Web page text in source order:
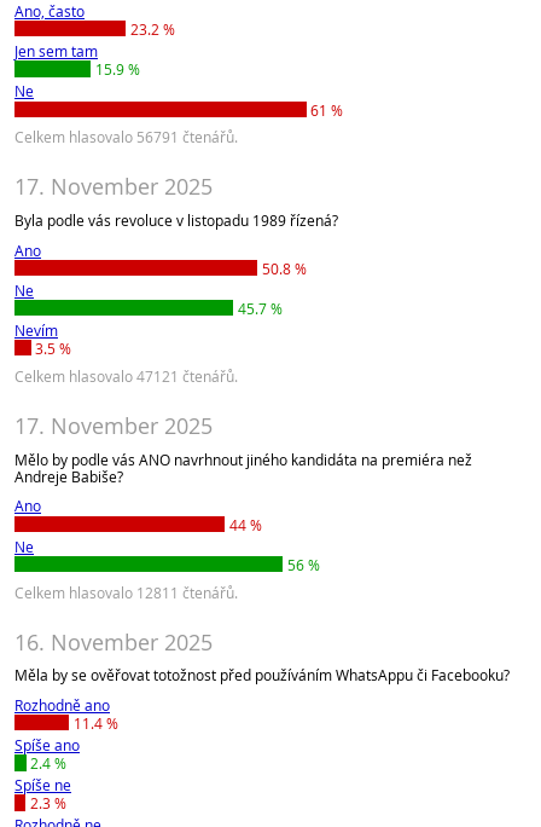
Ano, často
23.2 %
Jen sem tam
15.9 %
Ne
61 %
Celkem hlasovalo 56791 čtenářů.
17. November 2025
Byla podle vás revoluce v listopadu 1989 řízená?
Ano
50.8 %
Ne
45.7 %
Nevím
3.5 %
Celkem hlasovalo 47121 čtenářů.
17. November 2025
Mělo by podle vás ANO navrhnout jiného kandidáta na premiéra než
Andreje Babiše?
Ano
44 %
Ne
56 %
Celkem hlasovalo 12811 čtenářů.
16. November 2025
Měla by se ověřovat totožnost před používáním WhatsAppu či Facebooku?
Rozhodně ano
11.4 %
Spíše ano
2.4 %
Spíše ne
2.3 %